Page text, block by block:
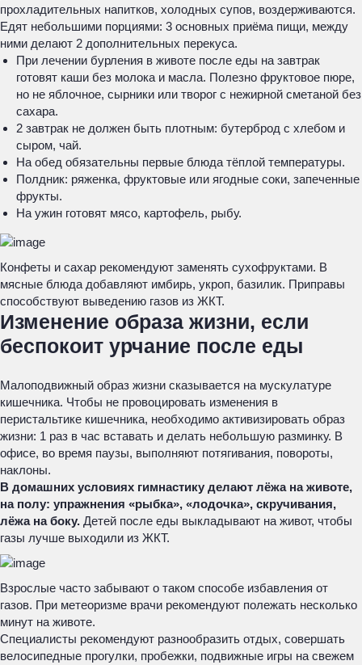
прохладительных напитков, холодных супов, воздерживаются.
Едят небольшими порциями: 3 основных приёма пищи, между
ними делают 2 дополнительных перекуса.
При лечении бурления в животе после еды на завтрак
готовят каши без молока и масла. Полезно фруктовое пюре,
но не яблочное, сырники или творог с нежирной сметаной без
сахара.
2 завтрак не должен быть плотным: бутерброд с хлебом и
сыром, чай.
На обед обязательны первые блюда тёплой температуры.
Полдник: ряженка, фруктовые или ягодные соки, запеченные
фрукты.
На ужин готовят мясо, картофель, рыбу.
Конфеты и сахар рекомендуют заменять сухофруктами. В
мясные блюда добавляют имбирь, укроп, базилик. Приправы
способствуют выведению газов из ЖКТ.
Изменение образа жизни, если
беспокоит урчание после еды
Малоподвижный образ жизни сказывается на мускулатуре
кишечника. Чтобы не провоцировать изменения в
перистальтике кишечника, необходимо активизировать образ
жизни: 1 раз в час вставать и делать небольшую разминку. В
офисе, во время паузы, выполняют потягивания, повороты,
наклоны.
В домашних условиях гимнастику делают лёжа на животе,
на полу: упражнения «рыбка», «лодочка», скручивания,
лёжа на боку. Детей после еды выкладывают на живот, чтобы
газы лучше выходили из ЖКТ.
Взрослые часто забывают о таком способе избавления от
газов. При метеоризме врачи рекомендуют полежать несколько
минут на животе.
Специалисты рекомендуют разнообразить отдых, совершать
велосипедные прогулки, пробежки, подвижные игры на свежем